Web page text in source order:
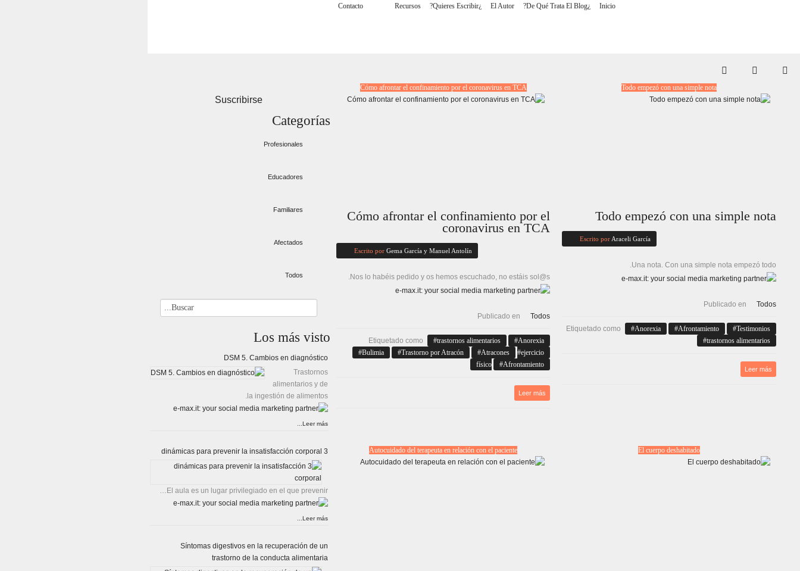
Inicio
¿De Qué Trata El Blog?
El Autor
¿Quieres Escribir?
Recursos
Contacto
Cómo afrontar el confinamiento por el coronavirus en TCA
Cómo afrontar el confinamiento por el
coronavirus en TCA
Escrito por Gema García y Manuel Antolín
Nos lo habéis pedido y os hemos escuchado, no estáis sol@s.
Publicado en Todos
Etiquetado como trastornos alimentarios
Anorexia
Bulimia
Trastorno por Atracón Atracones
ejercicio
físico
Afrontamiento
Leer más
Todo empezó con una simple nota
Todo empezó con una simple nota
Escrito por Araceli García
Una nota. Con una simple nota empezó todo.
Publicado en Todos
Etiquetado como Anorexia Afrontamiento
Testimonios
trastornos alimentarios
Leer más
Autocuidado del terapeuta en relación con el paciente El cuerpo deshabitado
Suscribirse
Categorías
Profesionales
Educadores
Familiares
Afectados
Todos
Los más visto
DSM 5. Cambios en diagnóstico
Trastornos
alimentarios y de
la ingestión de alimentos.
Leer más...
3 dinámicas para prevenir la insatisfacción corporal
El aula es un lugar privilegiado en el que prevenir…
Leer más...
Síntomas digestivos en la recuperación de un
trastorno de la conducta alimentaria